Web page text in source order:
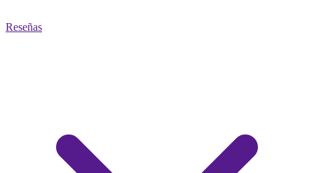
Reseñas